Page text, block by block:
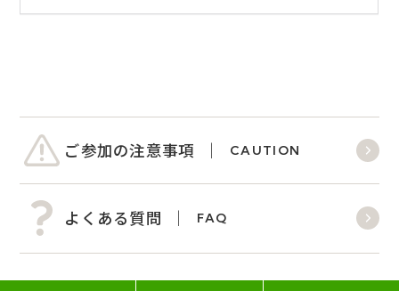
ご参加の注意事項 CAUTION
よくある質問 FAQ